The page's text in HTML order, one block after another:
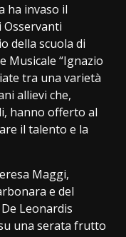
ha invaso il
della scuola di
Musicale “Ignazio
tra una varietà
allievi che,
hanno offerto al
il talento e la
Maggi,
e del
Leonardis
una serata frutto